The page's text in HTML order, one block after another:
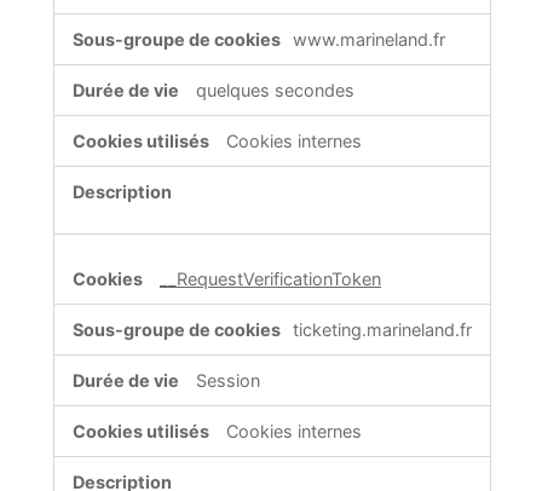
www.marineland.fr
quelques secondes
Cookies internes
__RequestVerificationToken
ticketing.marineland.fr
Session
Cookies internes